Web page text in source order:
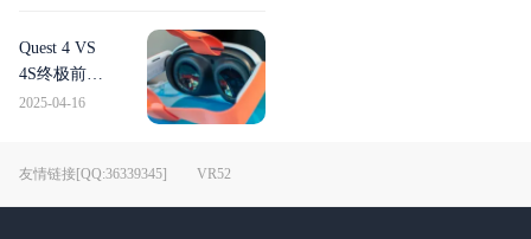
Quest 4 VS
4S终极前
瞻：2026年
2025-04-16
友情链接[QQ:36339345] VR52